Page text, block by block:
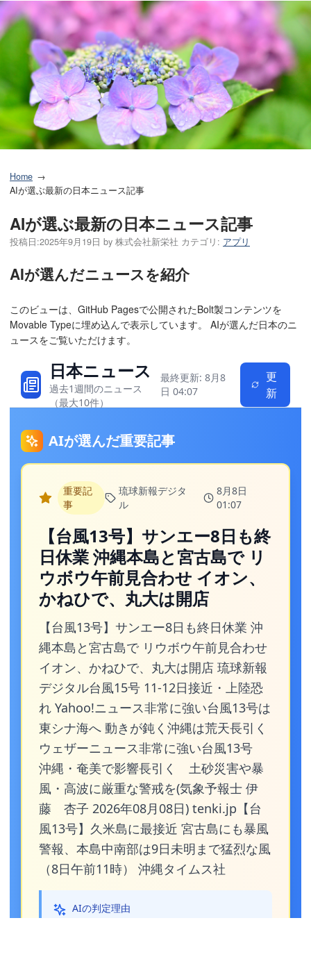
Home
AIが選ぶ最新の日本ニュース記事
AIが選ぶ最新の日本ニュース記事
投稿日:2025年9月19日 by 株式会社新栄社 カテゴリ: アプリ
AIが選んだニュースを紹介
このビューは、GitHub Pagesで公開されたBolt製コンテンツを
Movable Typeに埋め込んで表示しています。 AIが選んだ日本のニ
ュースをご覧いただけます。